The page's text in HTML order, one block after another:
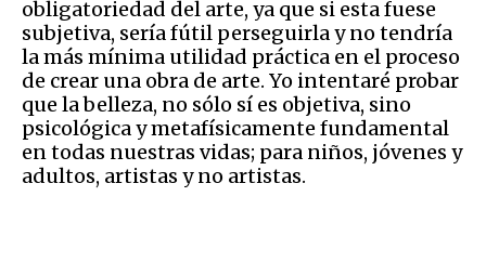
obligatoriedad del arte, ya que si esta fuese
subjetiva, sería fútil perseguirla y no tendría
la más mínima utilidad práctica en el proceso
de crear una obra de arte. Yo intentaré probar
que la belleza, no sólo sí es objetiva, sino
psicológica y metafísicamente fundamental
en todas nuestras vidas; para niños, jóvenes y
adultos, artistas y no artistas.